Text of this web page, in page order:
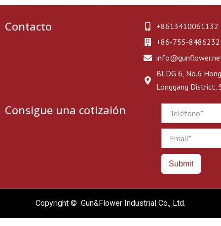
Contacto
+8613410061132
+86-755-
BLDG 6, No.6
Longgang District,
Consigue una cotizaión
Submit
Copyright © Gun&Flower Industrial Co., Ltd.